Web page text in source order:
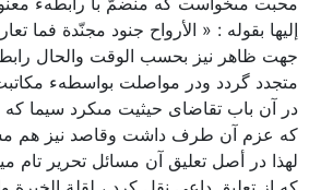
إليها بقوله : « الأرواح جنود مجنّدة فما
جهت ظاهر نيز بحسب الوقت والحال
متجدد گردد ودر مواصلت بواسطهء
در آن باب تقاضاى حيثيت مىكرد سيما كه
كه عزم آن طرف داشت وقاصد نيز هم
لهذا در أصل تعليق آن مسائل تحرير تام